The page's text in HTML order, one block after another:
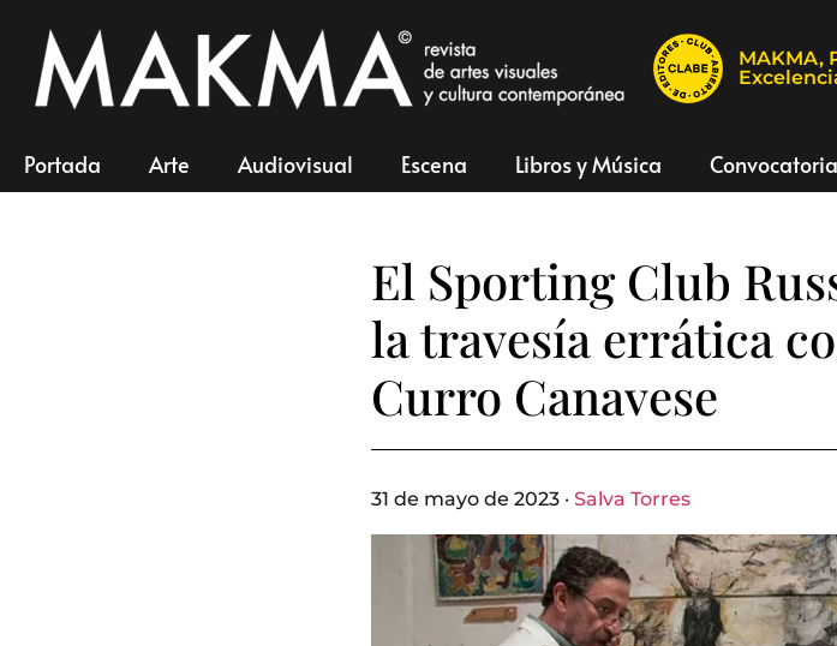
MAKMA,
Portada Arte Audiovisual Escena Libros y Música
El Sporting Club
la travesía errática
Curro Canavese
31 de mayo de 2023 · Salva Torres